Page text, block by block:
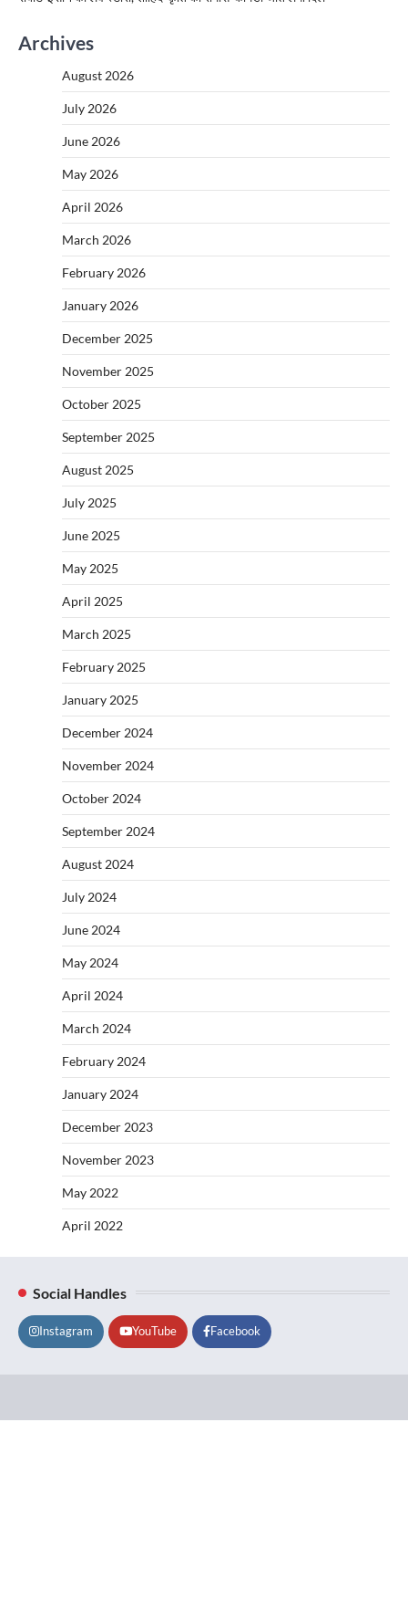
Archives
August 2026
July 2026
June 2026
May 2026
April 2026
March 2026
February 2026
January 2026
December 2025
November 2025
October 2025
September 2025
August 2025
July 2025
June 2025
May 2025
April 2025
March 2025
February 2025
January 2025
December 2024
November 2024
October 2024
September 2024
August 2024
July 2024
June 2024
May 2024
April 2024
March 2024
February 2024
January 2024
December 2023
November 2023
May 2022
April 2022
Social Handles
Instagram YouTube Facebook